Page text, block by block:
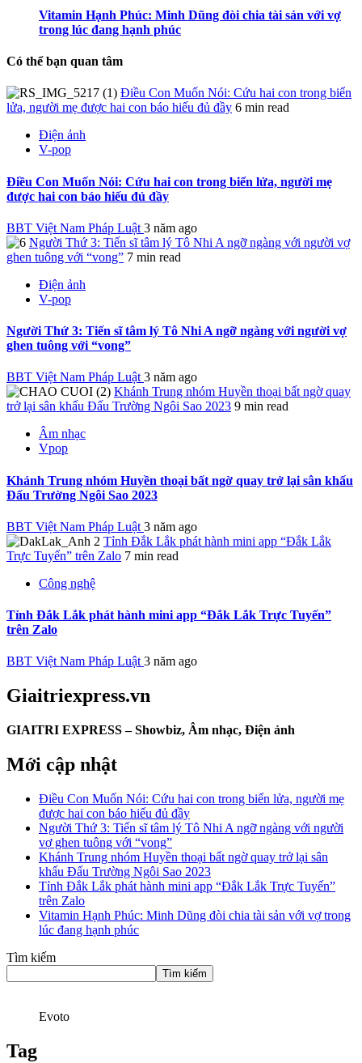
Vitamin Hạnh Phúc: Minh Dũng đòi chia tài sản với vợ
trong lúc đang hạnh phúc
Có thể bạn quan tâm
Điều Con Muốn Nói: Cứu hai con trong biển
lửa, người mẹ được hai con báo hiếu đủ đầy 6 min read
Điện ảnh
V-pop
Điều Con Muốn Nói: Cứu hai con trong biển lửa, người mẹ
được hai con báo hiếu đủ đầy
BBT Việt Nam Pháp Luật 3 năm ago
Người Thứ 3: Tiến sĩ tâm lý Tô Nhi A ngỡ ngàng với người vợ
ghen tuông với “vong” 7 min read
Điện ảnh
V-pop
Người Thứ 3: Tiến sĩ tâm lý Tô Nhi A ngỡ ngàng với người vợ
ghen tuông với “vong”
BBT Việt Nam Pháp Luật3 năm ago
Khánh Trung nhóm Huyền thoại bất ngờ quay
trở lại sân khấu Đấu Trường Ngôi Sao 2023 9 min read
Âm nhạc
Vpop
Khánh Trung nhóm Huyền thoại bất ngờ quay trở lại sân khấu
Đấu Trường Ngôi Sao 2023
BBT Việt Nam Pháp Luật 3 năm ago
Tỉnh Đắk Lắk phát hành mini app “Đắk Lắk
Trực Tuyến” trên Zalo 7 min read
Công nghệ
Tỉnh Đắk Lắk phát hành mini app “Đắk Lắk Trực Tuyến”
trên Zalo
BBT Việt Nam Pháp Luật3 năm ago
Giaitriexpress.vn
GIAITRI EXPRESS – Showbiz, Âm nhạc, Điện ảnh
Mới cập nhật
Điều Con Muốn Nói: Cứu hai con trong biển lửa, người mẹ
được hai con báo hiếu đủ đầy
Người Thứ 3: Tiến sĩ tâm lý Tô Nhi A ngỡ ngàng với người
vợ ghen tuông với “vong”
Khánh Trung nhóm Huyền thoại bất ngờ quay trở lại sân
khấu Đấu Trường Ngôi Sao 2023
Tỉnh Đắk Lắk phát hành mini app “Đắk Lắk Trực Tuyến”
trên Zalo
Vitamin Hạnh Phúc: Minh Dũng đòi chia tài sản với vợ trong
lúc đang hạnh phúc
Tìm kiếm
Tìm kiếm
Evoto
Tag